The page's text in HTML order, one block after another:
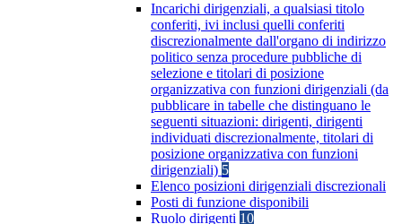
Incarichi dirigenziali, a qualsiasi titolo
conferiti, ivi inclusi quelli conferiti
discrezionalmente dall'organo di indirizzo
politico senza procedure pubbliche di
selezione e titolari di posizione
organizzativa con funzioni dirigenziali (da
pubblicare in tabelle che distinguano le
seguenti situazioni: dirigenti, dirigenti
individuati discrezionalmente, titolari di
posizione organizzativa con funzioni
dirigenziali) 5
Elenco posizioni dirigenziali discrezionali
Posti di funzione disponibili
Ruolo dirigenti 10